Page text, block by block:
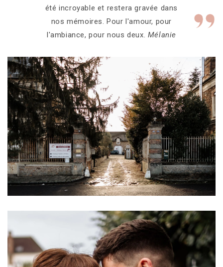
été incroyable et restera gravée dans
nos mémoires. Pour l'amour, pour
l'ambiance, pour nous deux. Mélanie